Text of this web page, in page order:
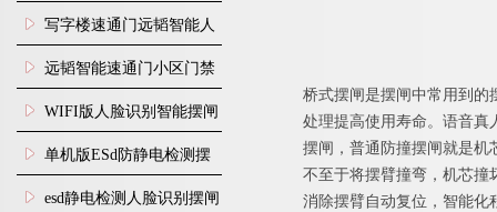
防尾随静音速通门
写字楼速通门远韬智能人
脸识别快速通道闸
远韬智能速通门小区门禁
闸机食堂消费摆闸
WIFI版人脸识别智能摆闸
机
单机版ESd防静电检测摆
闸机
esd静电检测人脸识别摆闸
桥式摆闸是摆闸中常用到的
处理提高使用寿命。语音真
摆闸，普通防撞摆闸就是机
不至于将摆臂撞弯，机芯撞
消除摆臂自动复位，智能化